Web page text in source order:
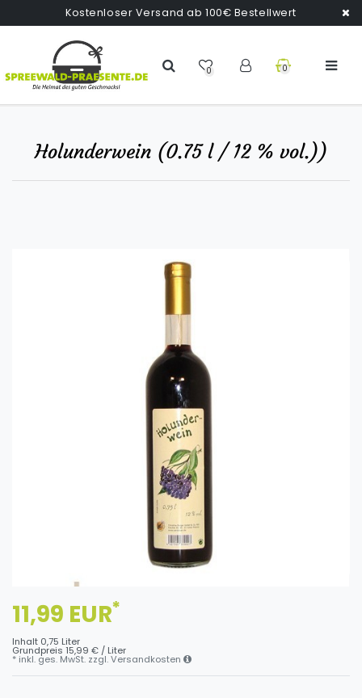
Kostenloser Versand ab 100€ Bestellwert
0 0
Holunderwein (0.75 l / 12 % vol.))
11,99 EUR*
Inhalt 0,75 Liter
Grundpreis 15,99 € / Liter
* inkl. ges. MwSt. zzgl.Versandkosten